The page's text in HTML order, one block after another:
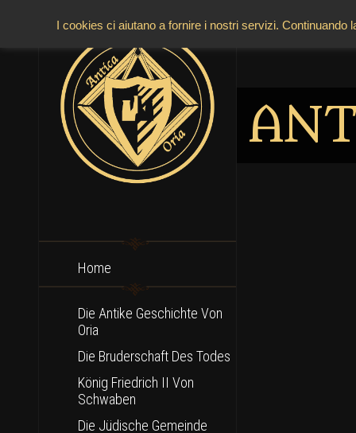
Home
Die Antike Geschichte Von
Oria
Die Bruderschaft Des Todes
König Friedrich II Von
Schwaben
Die Jüdische Gemeinde
I cookies ci aiutano a fornire i nostri servizi.